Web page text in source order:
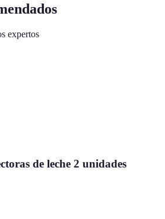
expertos
de leche 2 unidades